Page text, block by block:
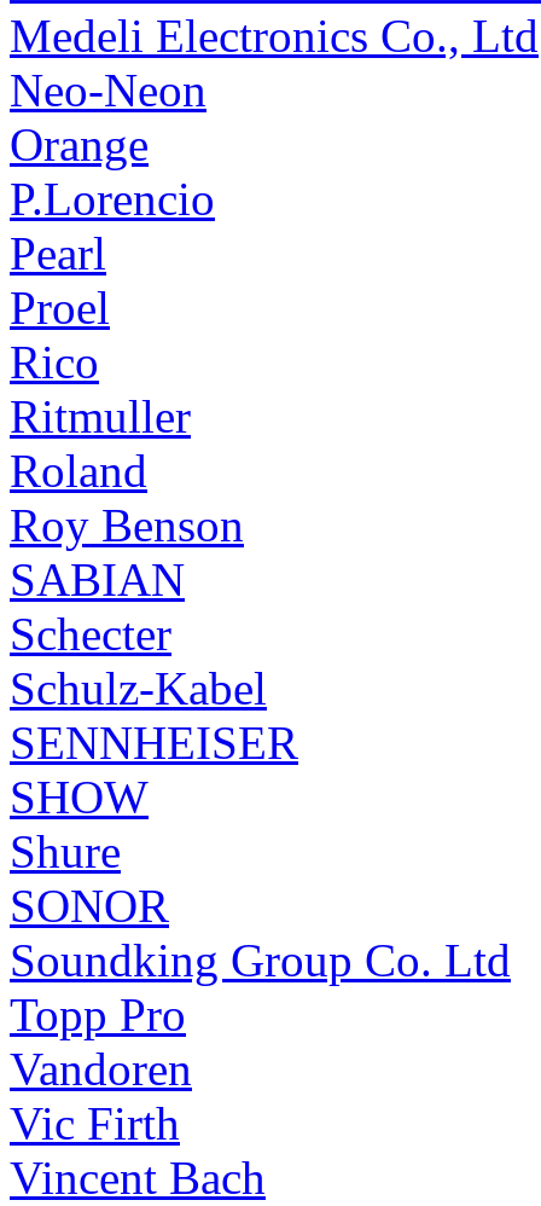
Medeli Electronics Co., Ltd
Neo-Neon
Orange
P.Lorencio
Pearl
Proel
Rico
Ritmuller
Roland
Roy Benson
SABIAN
Schecter
Schulz-Kabel
SENNHEISER
SHOW
Shure
SONOR
Soundking Group Co. Ltd
Topp Pro
Vandoren
Vic Firth
Vincent Bach